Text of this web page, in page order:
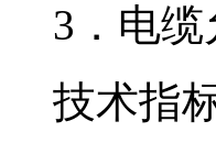
3．电缆
技术指